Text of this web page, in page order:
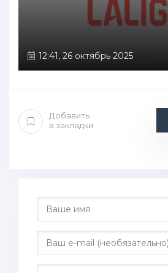
12:41, 26 октябрь 2025
Добавить
в закладки